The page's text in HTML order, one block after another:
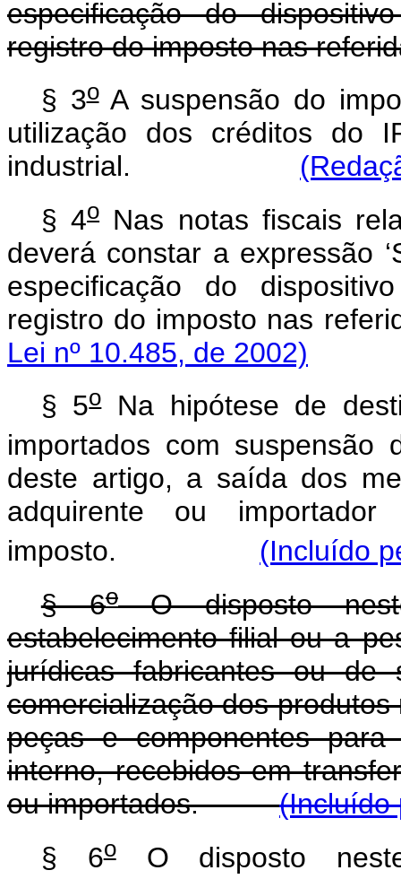
especificação do
registro do imposto nas
§ 3oA suspensão do
utilização dos créditos do
industrial.
§ 4oNas notas fiscais
deverá constar a expressão
especificação do
registro do imposto
Lei nº 10.485, de 2002)
§ 5oNa hipótese de
importados com
deste artigo, a saída dos
adquirente ou
imposto.
(Incluído
§ 6oO disposto
estabelecimento filial ou a
jurídicas fabricantes ou de
comercialização dos
peças e componentes
interno, recebidos em
ou importados.(Incluído
§ 6oO disposto